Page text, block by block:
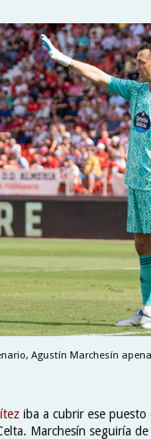
Agustín Marchesín
iba a cubrir ese
Marchesín seguiría